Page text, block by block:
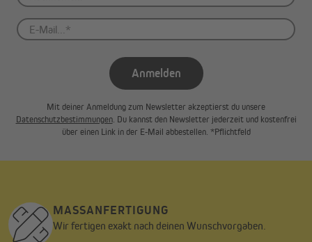
Stabil und robust gefertigt – läuft geräuscharm
Was macht unsere Basic 2000 eigentlich so außergewöhnlich
dass sich die Markise ziemlich geräuschlos ein- und auskurbeln
lässt. Um Verschleiß und Abrieb der Armgelenke so gering wie
möglich zu halten, haben wir die Stahlseile außerdem mit einer
Anmelden
Mit deiner Anmeldung zum Newsletter akzeptierst du unsere
Datenschutzbestimmungen. Du kannst den Newsletter jederzeit und kostenfrei
über einen Link in der E-Mail abbestellen. *Pflichtfeld
MASSANFERTIGUNG
Wir fertigen exakt nach deinen Wunschvorgaben.